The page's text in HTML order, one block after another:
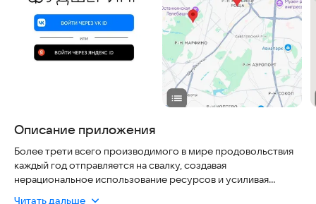
Описание приложения
Более трети всего производимого в мире продовольствия
каждый год отправляется на свалку, создавая
нерациональное использование ресурсов и усиливая
Читать дальше